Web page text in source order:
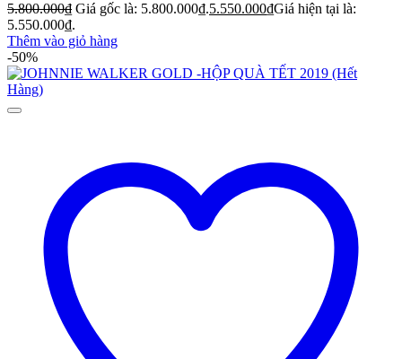
5.800.000₫ Giá gốc là: 5.800.000₫.5.550.000₫Giá hiện tại là:
5.550.000₫.
Thêm vào giỏ hàng
-50%